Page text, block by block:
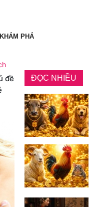
KHÁM PHÁ
đề
ĐỌC NHIỀU